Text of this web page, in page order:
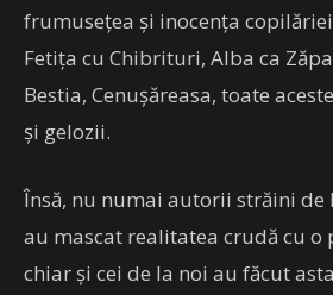
frumusețea și inocența
Fetița cu Chibrituri, Alba ca
Bestia, Cenușăreasa, toate
și gelozii.
Însă, nu numai autorii străini de
au mascat realitatea crudă cu o
chiar și cei de la noi au făcut